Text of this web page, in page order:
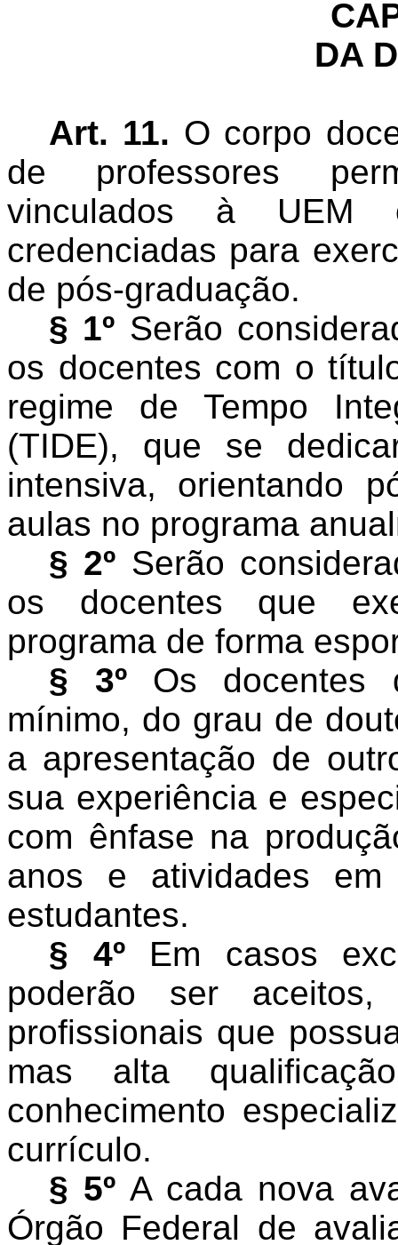
DA
Art. 11. O corpo
de professores
vinculados à UEM
credenciadas para
de pós-graduação.
§ 1º Serão
os docentes com o
regime de Tempo
(TIDE), que se
intensiva, orientando
aulas no programa
§ 2º Serão
os docentes que
programa de forma
§ 3ºOs docentes
mínimo, do grau de
a apresentação de
sua experiência e
com ênfase na
anos e atividades
estudantes.
§ 4ºEm casos
poderão ser
profissionais que
mas alta
conhecimento
currículo.
§ 5º A cada nova
Órgão Federal de